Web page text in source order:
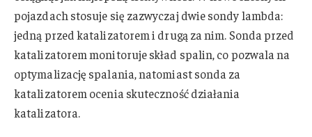
pojazdach stosuje się zazwyczaj dwie sondy lambda:
jedną przed katalizatorem i drugą za nim. Sonda przed
katalizatorem monitoruje skład spalin, co pozwala na
optymalizację spalania, natomiast sonda za
katalizatorem ocenia skuteczność działania
katalizatora.